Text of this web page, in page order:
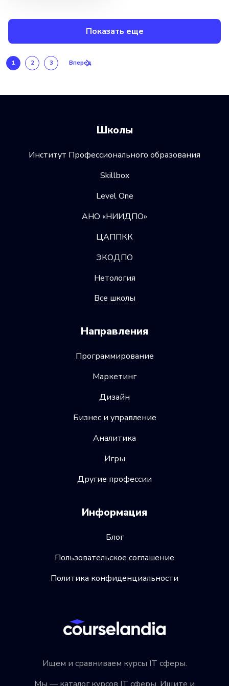
Показать еще
1 2 3 Вперед
Ищем и сравниваем курсы IT сферы.
Школы
Институт Профессионального образования
Skillbox
Level One
АНО «НИИДПО»
ЦАППКК
ЭКОДПО
Нетология
Все школы
Направления
Программирование
Маркетинг
Дизайн
Бизнес и управление
Аналитика
Игры
Другие профессии
Информация
Блог
Пользовательское соглашение
Политика конфиденциальности